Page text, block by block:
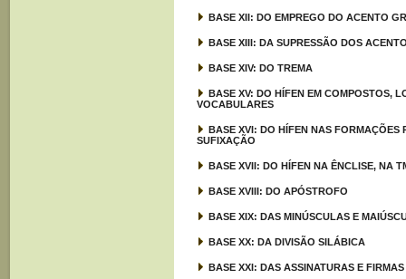
BASE XII: DO EMPREGO DO ACENTO
BASE XIII: DA SUPRESSÃO DOS
BASE XIV: DO TREMA
BASE XV: DO HÍFEN EM COMPOSTOS,
VOCABULARES
BASE XVI: DO HÍFEN NAS FORMAÇÕES
SUFIXAÇÃO
BASE XVII: DO HÍFEN NA ÊNCLISE, NA
BASE XVIII: DO APÓSTROFO
BASE XIX: DAS MINÚSCULAS E
BASE XX: DA DIVISÃO SILÁBICA
BASE XXI: DAS ASSINATURAS E FIRMAS